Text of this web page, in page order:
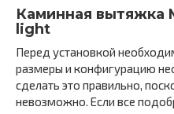
Каминная вытяжка
light
Перед установкой
размеры и конфигурацию
сделать это правильно,
невозможно. Если все